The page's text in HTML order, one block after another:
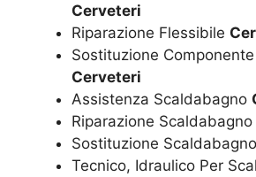
Cerveteri
Riparazione Flessibile
Sostituzione
Cerveteri
Assistenza Scaldabagno
Riparazione Scaldabagno
Sostituzione Scaldabagno
Tecnico, Idraulico Per